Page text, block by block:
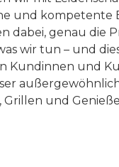
und kompetente
dabei, genau die
wir tun – und
Kundinnen und
und